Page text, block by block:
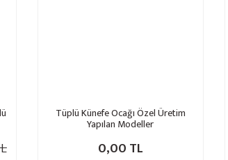
Tüplü Künefe Ocağı Özel Üretim
Yapılan Modeller
0,00 TL